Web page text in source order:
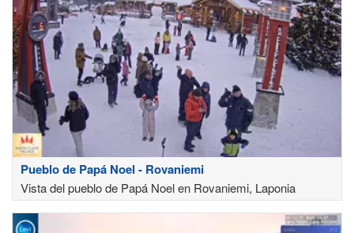
Pueblo de Papá Noel - Rovaniemi
Vista del pueblo de Papá Noel en Rovaniemi, Laponia